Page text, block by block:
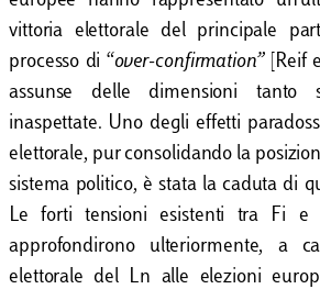
vittoria elettorale del principale
processo di “over-confirmation”[Reif
assunse delle dimensioni tanto
inaspettate. Uno degli effetti
elettorale, pur consolidando la
sistema politico, è stata la caduta di
Le forti tensioni esistenti tra Fi e
approfondirono ulteriormente, a
elettorale del Ln alle elezioni